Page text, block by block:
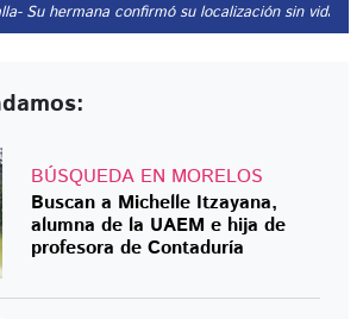
- Su hermana confirmó su localización sin vida.
BÚSQUEDA EN MORELOS
Buscan a Michelle Itzayana,
alumna de la UAEM e hija de
profesora de Contaduría